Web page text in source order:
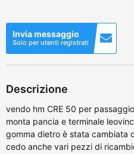
Invia messaggio
Solo per utenti registrati
Descrizione
vendo hm CRE 50 per
monta pancia e terminale
gomma dietro è stata cambiata
cedo anche vari pezzi di